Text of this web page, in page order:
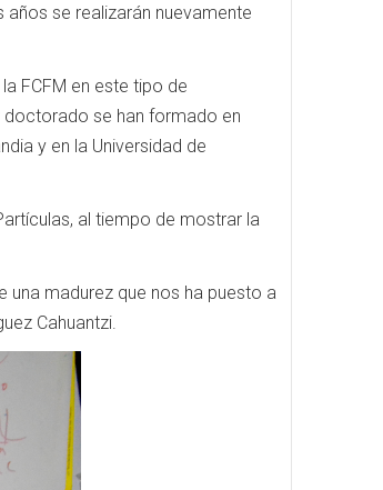
se realizarán nuevamente
FCFM en este tipo de
doctorado se han formado en
y en la Universidad de
al tiempo de mostrar la
una madurez que nos ha puesto a
Cahuantzi.